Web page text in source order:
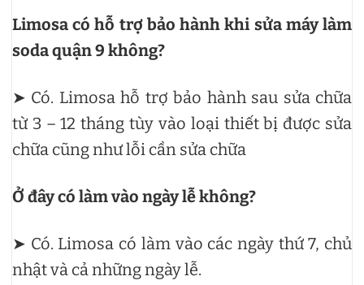
Limosa có hỗ trợ bảo hành khi sửa máy làm
soda quận 9 không?
➤ Có. Limosa hỗ trợ bảo hành sau sửa chữa
từ 3 – 12 tháng tùy vào loại thiết bị được sửa
chữa cũng như lỗi cần sửa chữa
Ở đây có làm vào ngày lễ không?
➤ Có. Limosa có làm vào các ngày thứ 7, chủ
nhật và cả những ngày lễ.